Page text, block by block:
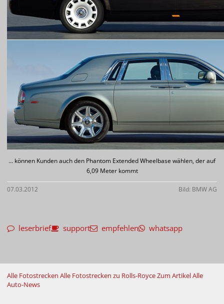
... können Kunden auch den Phantom Extended Wheelbase wählen, der auf
6,09 Meter kommt
07.03.2012 Bild: BMW AG
leserbrief support empfehlen whatsapp
Alle Fotostrecken Alle Fotostrecken zu Rolls-RoyceZum ArtikelAlle
Auto-News